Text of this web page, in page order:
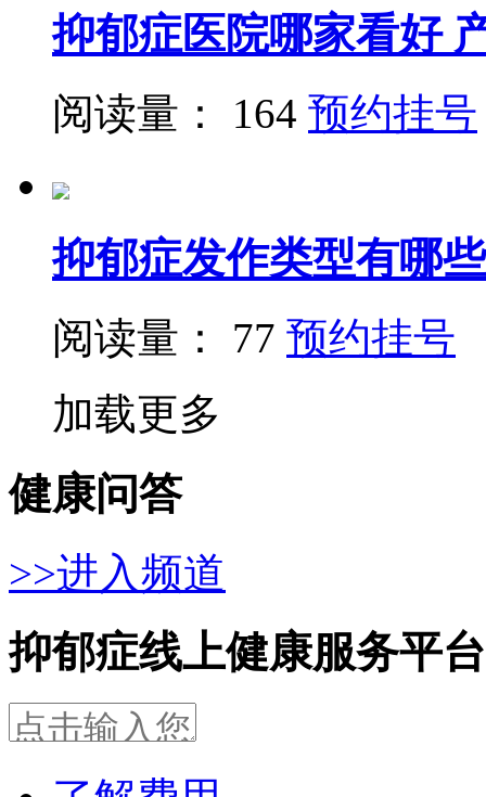
抑郁症医院哪家看好
阅读量： 164 预约挂号
抑郁症发作类型有哪些
阅读量： 77 预约挂号
加载更多
健康问答
>>进入频道
抑郁症线上健康服务平台